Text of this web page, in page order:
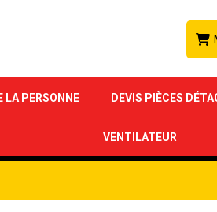
LA PERSONNE DEVIS PIÈCES
VENTILATEUR